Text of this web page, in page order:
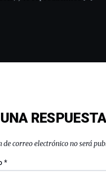
RESPUESTA
de correo electrónico no será
*